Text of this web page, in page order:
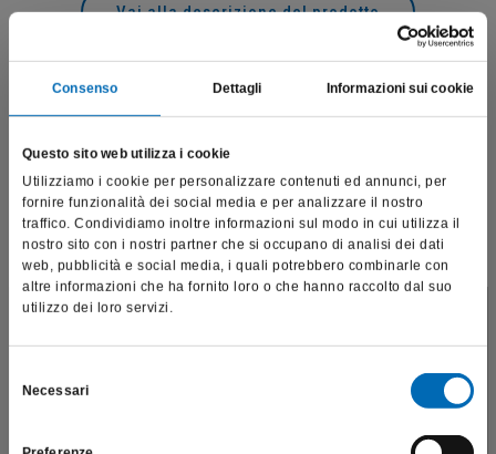
Consenso Dettagli Informazioni sui cookie
Questo sito web utilizza i cookie
Utilizziamo i cookie per personalizzare contenuti ed annunci, per
fornire funzionalità dei social media e per analizzare il nostro
traffico. Condividiamo inoltre informazioni sul modo in cui utilizza il
nostro sito con i nostri partner che si occupano di analisi dei dati
web, pubblicità e social media, i quali potrebbero combinarle con
altre informazioni che ha fornito loro o che hanno raccolto dal suo
utilizzo dei loro servizi.
delNecessari
Vai alla descrizione del prodotto
Prodotti correlati
professionali e riporta dati, prodotti e beni sensibili per la
salute e la sicurezza del paziente; pertanto, per visitare il sito,